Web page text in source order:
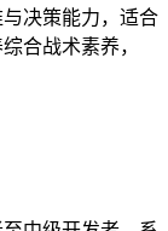
决策能力，适合
合战术素养，